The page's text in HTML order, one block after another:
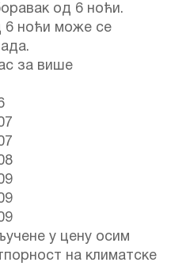
од 6 ноћи.
6 ноћи може се
за више
у цену осим
на климатске